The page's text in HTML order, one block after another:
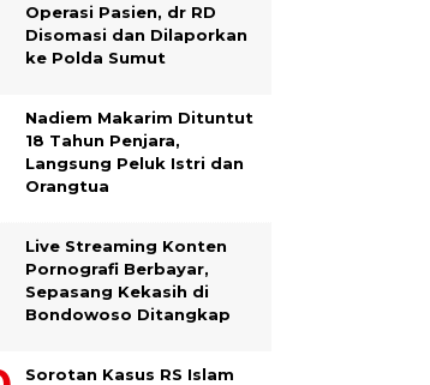
Operasi Pasien, dr RD
Disomasi dan Dilaporkan
ke Polda Sumut
​Nadiem Makarim Dituntut
18 Tahun Penjara,
Langsung Peluk Istri dan
Orangtua
Live Streaming Konten
Pornografi Berbayar,
Sepasang Kekasih di
Bondowoso Ditangkap
Sorotan Kasus RS Islam